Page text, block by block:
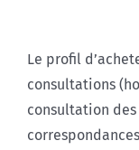
Le profil
consultations
consultation des